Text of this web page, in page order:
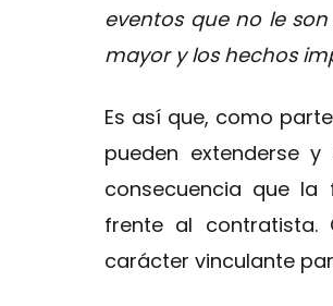
eventos que no le
mayor y los hechos
Es así que, como
pueden extenderse
consecuencia que
frente al contratista.
carácter vinculante